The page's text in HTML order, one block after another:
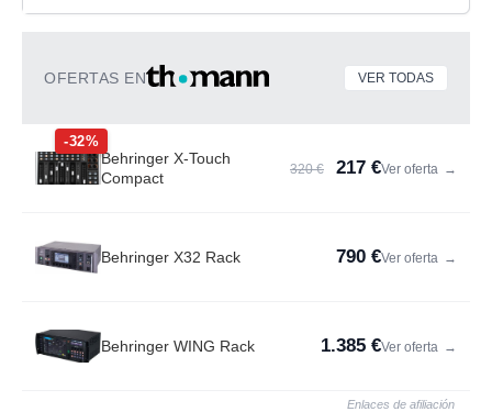
OFERTAS EN VER TODAS
-32%
Behringer X-Touch
Compact
320 € 217 €Ver oferta →
Behringer X32 Rack 790 €Ver oferta →
Behringer WING Rack 1.385 €Ver oferta →
Enlaces de afiliación